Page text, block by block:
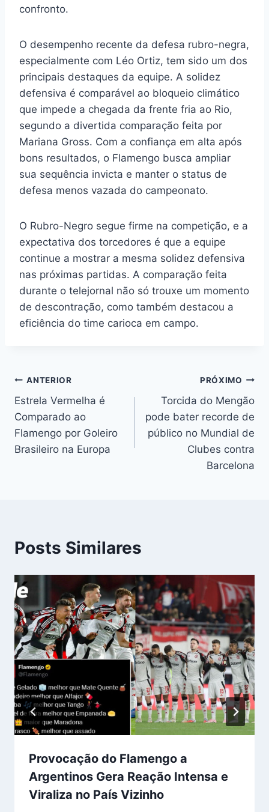
confronto.
O desempenho recente da defesa rubro-negra,
especialmente com Léo Ortiz, tem sido um dos
principais destaques da equipe. A solidez
defensiva é comparável ao bloqueio climático
que impede a chegada da frente fria ao Rio,
segundo a divertida comparação feita por
Mariana Gross. Com a confiança em alta após
bons resultados, o Flamengo busca ampliar
sua sequência invicta e manter o status de
defesa menos vazada do campeonato.
O Rubro-Negro segue firme na competição, e a
expectativa dos torcedores é que a equipe
continue a mostrar a mesma solidez defensiva
nas próximas partidas. A comparação feita
durante o telejornal não só trouxe um momento
de descontração, como também destacou a
eficiência do time carioca em campo.
Navegação
de
Post
ANTERIOR
Estrela Vermelha é
Comparado ao
Flamengo por Goleiro
Brasileiro na Europa
PRÓXIMO
Torcida do Mengão
pode bater recorde de
público no Mundial de
Clubes contra
Barcelona
Posts Similares
Provocação do Flamengo a
Argentinos Gera Reação Intensa e
Viraliza no País Vizinho